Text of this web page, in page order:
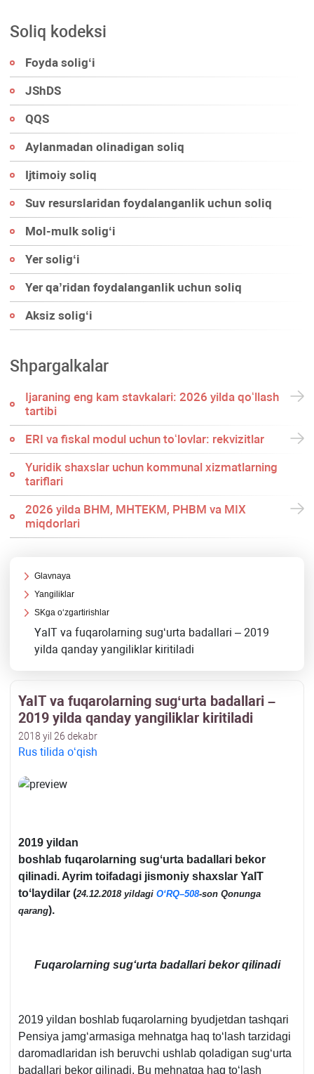
Soliq kodeksi
Foyda soligʻi
JShDS
QQS
Aylanmadan olinadigan soliq
Ijtimoiy soliq
Suv resurslaridan foydalanganlik uchun soliq
Mol-mulk soligʻi
Yer soligʻi
Yer qa’ridan foydalanganlik uchun soliq
Aksiz soligʻi
Shpargalkalar
Ijaraning eng kam stavkalari: 2026 yilda qoʻllash
tartibi
ERI va fiskal modul uchun toʻlovlar: rekvizitlar
Yuridik shaхslar uchun kommunal хizmatlarning
tariflari
2026 yilda BHM, MHTEKM, PHBM va MIX
miqdorlari
Glavnaya
Yangiliklar
SKga oʻzgartirishlar
YaIT va fuqarolarning sugʻurta badallari – 2019
yilda qanday yangiliklar kiritiladi
YaIT va fuqarolarning sugʻurta badallari –
2019 yilda qanday yangiliklar kiritiladi
2018 yil 26 dekabr
Rus tilida oʻqish
2019 yildan
boshlab fuqarolarning sugʻurta badallari bekor
qilinadi. Ayrim toifadagi jismoniy shaхslar YaIT
toʻlaydilar (24.12.2018 yildagi OʻRQ–508-son Qonunga
qarang).
Fuqarolarning sugʻurta badallari bekor qilinadi
2019 yildan boshlab fuqarolarning byudjetdan tashqari
Pensiya jamgʻarmasiga mehnatga haq toʻlash tarzidagi
daromadlaridan ish beruvchi ushlab qoladigan sugʻurta
badallari bekor qilinadi. Bu mehnatga haq toʻlash